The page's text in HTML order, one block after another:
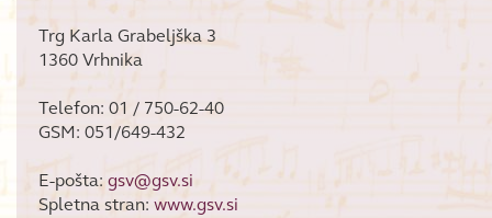
Trg Karla Grabeljška 3
1360 Vrhnika
Telefon: 01 / 750-62-40
GSM: 051/649-432
E-pošta: gsv@gsv.si
Spletna stran: www.gsv.si